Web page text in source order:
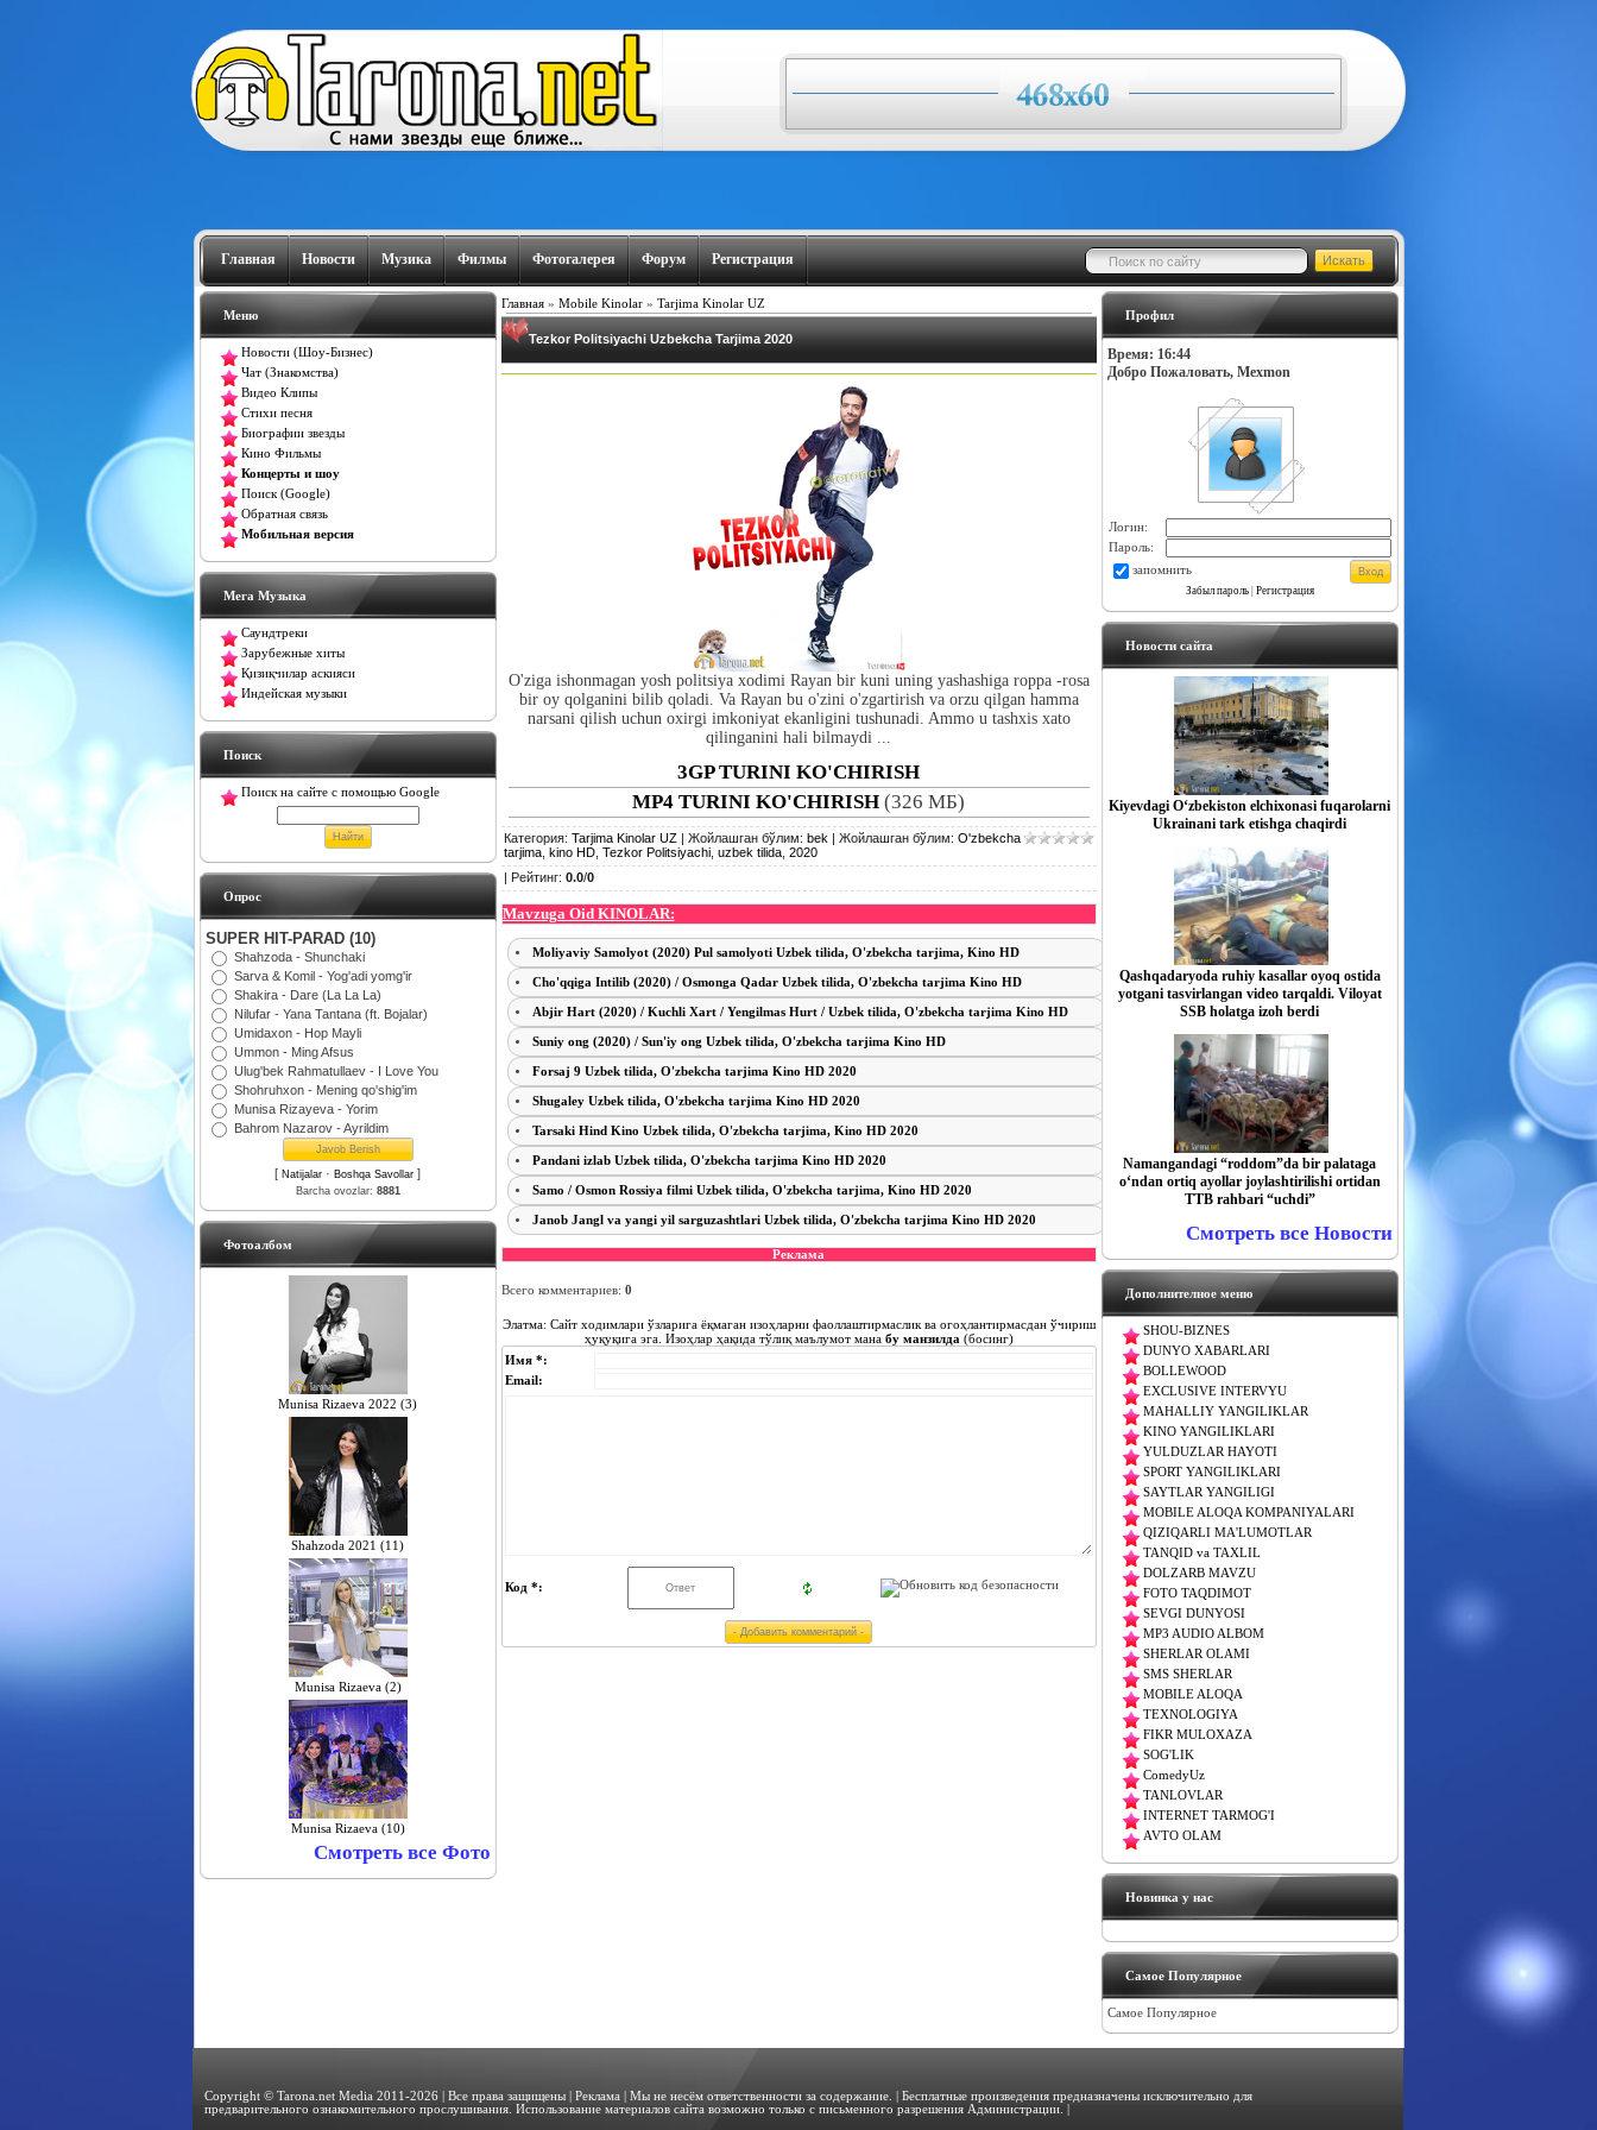
Главная Новости Музика Филмы Фотогалерея Форум Регистрация
Меню
Новости (Шоу-Бизнес)
Чат (Знакомства)
Видео Клипы
Стихи песня
Биографии звезды
Кино Фильмы
Концерты и шоу
Поиск (Google)
Обратная связь
Мобильная версия
Мега Музыка
Саундтреки
Зарубежные хиты
Қизиқчилар аскияси
Индейская музыки
Поиск
Поиск на сайте с помощью Google
Oпрос
SUPER HIT-PARAD (10)
Shahzoda - Shunchaki
Sarva & Komil - Yog'adi yomg'ir
Shakira - Dare (La La La)
Nilufar - Yana Tantana (ft. Bojalar)
Umidaxon - Hop Mayli
Ummon - Ming Afsus
Ulug'bek Rahmatullaev - I Love You
Shohruhxon - Mening qo'shig'im
Munisa Rizayeva - Yorim
Bahrom Nazarov - Ayrildim
[ Natijalar · Boshqa Savollar ]
Barcha ovozlar: 8881
Фотоалбом
Munisa Rizaeva 2022 (3)
Shahzoda 2021 (11)
Munisa Rizaeva (2)
Munisa Rizaeva (10)
Смотреть все Фото
Главная» Mobile Kinolar» Tarjima Kinolar UZ
Tezkor Politsiyachi Uzbekcha Tarjima 2020
O'ziga ishonmagan yosh politsiya xodimi Rayan bir kuni uning yashashiga roppa -rosa
bir oy qolganini bilib qoladi. Va Rayan bu o'zini o'zgartirish va orzu qilgan hamma
narsani qilish uchun oxirgi imkoniyat ekanligini tushunadi. Ammo u tashxis xato
qilinganini hali bilmaydi ...
3GP TURINI KO'CHIRISH
MP4 TURINI KO'CHIRISH (326 МБ)
Категория: Tarjima Kinolar UZ| Жойлашган бўлим: bek | Жойлашган бўлим: O'zbekcha
tarjima, kino HD, Tezkor Politsiyachi, uzbek tilida, 2020
| Рейтинг: 0.0/0
Mavzuga Oid KINOLAR:
Moliyaviy Samolyot (2020) Pul samolyoti Uzbek tilida, O'zbekcha tarjima, Kino HD
Cho'qqiga Intilib (2020) / Osmonga Qadar Uzbek tilida, O'zbekcha tarjima Kino HD
Abjir Hart (2020) / Kuchli Xart / Yengilmas Hurt / Uzbek tilida, O'zbekcha tarjima Kino HD
Suniy ong (2020) / Sun'iy ong Uzbek tilida, O'zbekcha tarjima Kino HD
Forsaj 9 Uzbek tilida, O'zbekcha tarjima Kino HD 2020
Shugaley Uzbek tilida, O'zbekcha tarjima Kino HD 2020
Tarsaki Hind Kino Uzbek tilida, O'zbekcha tarjima, Kino HD 2020
Pandani izlab Uzbek tilida, O'zbekcha tarjima Kino HD 2020
Samo / Osmon Rossiya filmi Uzbek tilida, O'zbekcha tarjima, Kino HD 2020
Janob Jangl va yangi yil sarguzashtlari Uzbek tilida, O'zbekcha tarjima Kino HD 2020
Реклама
Всего комментариев: 0
Элатма: Сайт ходимлари ўзларига ёқмаган изоҳларни фаоллаштирмаслик ва огоҳлантирмасдан ўчириш
ҳуқуқига эга. Изоҳлар ҳақида тўлиқ маълумот манабу манзилда (босинг)
Имя *:
Email:
Код *:
Профил
Время: 16:44
Добро Пожаловать, Mexmon
Логин:
Пароль:
запомнить
Забыл пароль| Регистрация
Новости сайта
Kiyevdagi O‘zbekiston elchixonasi fuqarolarni
Ukrainani tark etishga chaqirdi
Qashqadaryoda ruhiy kasallar oyoq ostida
yotgani tasvirlangan video tarqaldi. Viloyat
SSB holatga izoh berdi
Namangandagi “roddom”da bir palataga
o‘ndan ortiq ayollar joylashtirilishi ortidan
TTB rahbari “uchdi”
Смотреть все Новости
Дополнителное меню
SHOU-BIZNES
DUNYO XABARLARI
BOLLEWOOD
EXCLUSIVE INTERVYU
MAHALLIY YANGILIKLAR
KINO YANGILIKLARI
YULDUZLAR HAYOTI
SPORT YANGILIKLARI
SAYTLAR YANGILIGI
MOBILE ALOQA KOMPANIYALARI
QIZIQARLI MA'LUMOTLAR
TANQID va TAXLIL
DOLZARB MAVZU
FOTO TAQDIMOT
SEVGI DUNYOSI
MP3 AUDIO ALBOM
SHERLAR OLAMI
SMS SHERLAR
MOBILE ALOQA
TEXNOLOGIYA
FIKR MULOXAZA
SOG'LIK
ComedyUz
TANLOVLAR
INTERNET TARMOG'I
AVTO OLAM
Новинка у нас
Самое Популярное
Самое Популярное
Copyright © Tarona.net Media 2011-2026 | Все права защищены |Реклама
| Мы не несём ответственности за содержание. | Бесплатные произведения предназначены исключительно для
предварительного ознакомительного прослушивания. Использование материалов сайта возможно только с письменного разрешения Администрации. |